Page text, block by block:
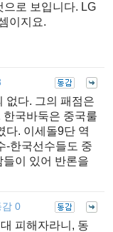
으로 보입니다. LG
이지요.
없다. 그의 패점은
한국바둑은 중국룰
다. 이세돌9단 역
-한국선수들도 중
이 있어 반론을
감 0
피해자라니, 동